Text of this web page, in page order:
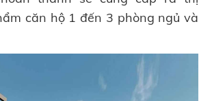
căn hộ 1 đến 3 phòng ngủ và